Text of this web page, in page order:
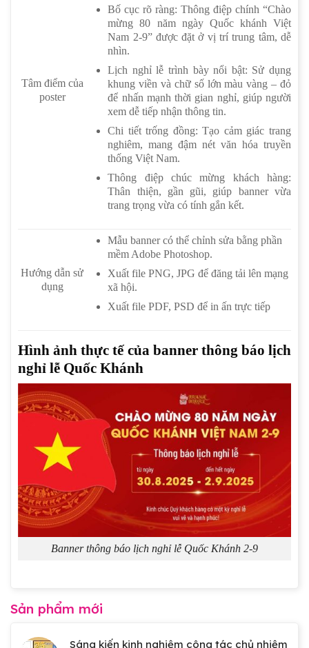
Tâm điểm của
poster
Bố cục rõ ràng: Thông điệp chính “Chào
mừng 80 năm ngày Quốc khánh Việt
Nam 2-9” được đặt ở vị trí trung tâm, dễ
nhìn.
Lịch nghỉ lễ trình bày nổi bật: Sử dụng
khung viền và chữ số lớn màu vàng – đỏ
để nhấn mạnh thời gian nghỉ, giúp người
xem dễ tiếp nhận thông tin.
Chi tiết trống đồng: Tạo cảm giác trang
nghiêm, mang đậm nét văn hóa truyền
thống Việt Nam.
Thông điệp chúc mừng khách hàng:
Thân thiện, gần gũi, giúp banner vừa
trang trọng vừa có tính gắn kết.
Hướng dẫn sử
dụng
Mẫu banner có thể chỉnh sửa bằng phần
mềm Adobe Photoshop.
Xuất file PNG, JPG để đăng tải lên mạng
xã hội.
Xuất file PDF, PSD để in ấn trực tiếp
Hình ảnh thực tế của banner thông báo lịch
nghỉ lễ Quốc Khánh
Banner thông báo lịch nghỉ lễ Quốc Khánh 2-9
Sản phẩm mới
Sáng kiến kinh nghiệm công tác chủ nhiệm